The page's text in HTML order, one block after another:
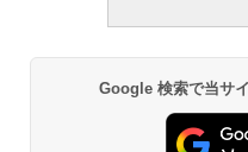
Google 検索で当サ